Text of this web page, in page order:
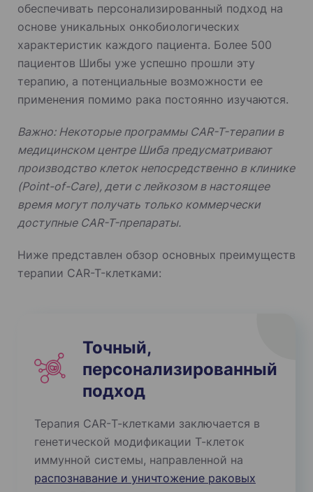
обеспечивать персонализированный подход на
основе уникальных онкобиологических
характеристик каждого пациента. Более 500
пациентов Шибы уже успешно прошли эту
терапию, а потенциальные возможности ее
применения помимо рака постоянно изучаются.
Важно: Некоторые программы CAR-T-терапии в
медицинском центре Шиба предусматривают
производство клеток непосредственно в клинике
(Point-of-Care), дети с лейкозом в настоящее
время могут получать только коммерчески
доступные CAR-T-препараты.
Ниже представлен обзор основных преимуществ
терапии CAR-T-клетками:
Точный,
персонализированный
подход
Терапия CAR-Т-клетками заключается в
генетической модификации Т-клеток
иммунной системы, направленной на
распознавание и уничтожение раковых